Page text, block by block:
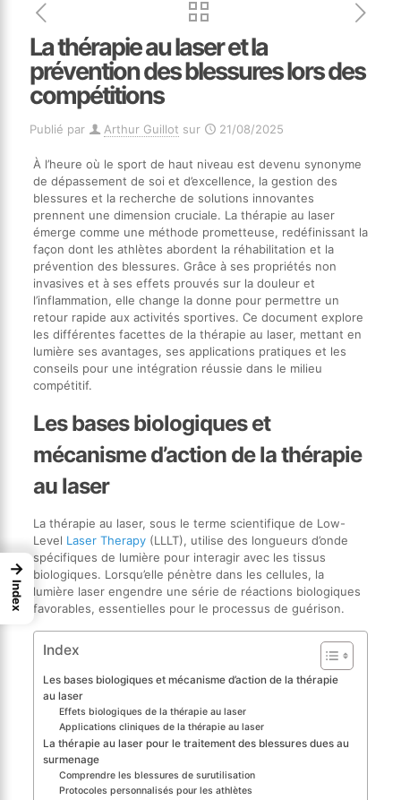
La thérapie au laser et la
prévention des blessures lors des
compétitions
Publié par Arthur Guillot sur 21/08/2025
À l’heure où le sport de haut niveau est devenu synonyme
de dépassement de soi et d’excellence, la gestion des
blessures et la recherche de solutions innovantes
prennent une dimension cruciale. La thérapie au laser
émerge comme une méthode prometteuse, redéfinissant la
façon dont les athlètes abordent la réhabilitation et la
prévention des blessures. Grâce à ses propriétés non
invasives et à ses effets prouvés sur la douleur et
l’inflammation, elle change la donne pour permettre un
retour rapide aux activités sportives. Ce document explore
les différentes facettes de la thérapie au laser, mettant en
lumière ses avantages, ses applications pratiques et les
conseils pour une intégration réussie dans le milieu
compétitif.
Les bases biologiques et
mécanisme d’action de la thérapie
au laser
La thérapie au laser, sous le terme scientifique de Low-
Level Laser Therapy(LLLT), utilise des longueurs d’onde
spécifiques de lumière pour interagir avec les tissus
biologiques. Lorsqu’elle pénètre dans les cellules, la
lumière laser engendre une série de réactions biologiques
favorables, essentielles pour le processus de guérison.
Index
Les bases biologiques et mécanisme d’action de la thérapie
au laser
Effets biologiques de la thérapie au laser
Applications cliniques de la thérapie au laser
La thérapie au laser pour le traitement des blessures dues au
surmenage
Comprendre les blessures de surutilisation
Protocoles personnalisés pour les athlètes
→
Index